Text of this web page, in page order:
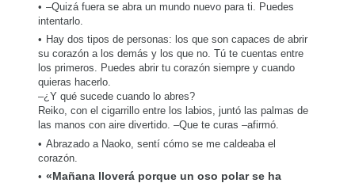
–Quizá fuera se abra un mundo nuevo para ti. Puedes
intentarlo.
Hay dos tipos de personas: los que son capaces de abrir
su corazón a los demás y los que no. Tú te cuentas entre
los primeros. Puedes abrir tu corazón siempre y cuando
quieras hacerlo.
–¿Y qué sucede cuando lo abres?
Reiko, con el cigarrillo entre los labios, juntó las palmas de
las manos con aire divertido. –Que te curas –afirmó.
Abrazado a Naoko, sentí cómo se me caldeaba el
corazón.
«Mañana lloverá porque un oso polar se ha